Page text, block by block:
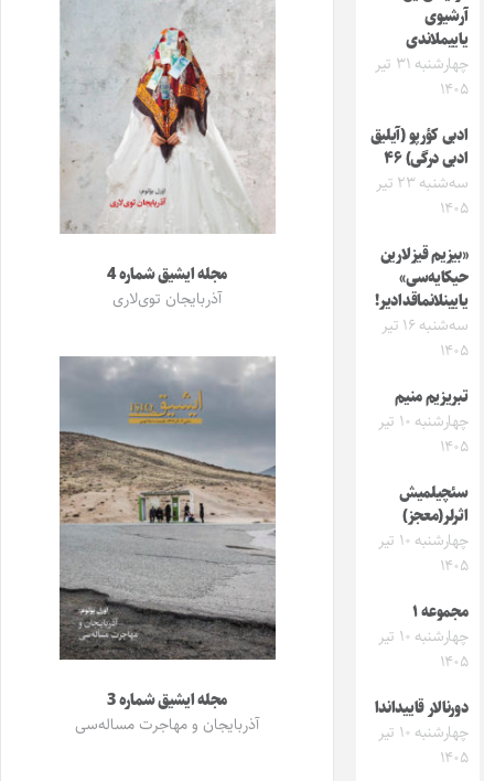
آرشیوی
یاییملاندی
چهارشنبه ۳۱ تیر
۱۴۰۵
ادبی کؤرپو (آیلیق
ادبی درگی) ۴۶
سه‌شنبه ۲۳ تیر
۱۴۰۵
«بیزیم قیزلارین
حیکایه‌سی»
یایینلانماقدادیر!
سه‌شنبه ۱۶ تیر
۱۴۰۵
تبریزیم منیم
چهارشنبه ۱۰ تیر
۱۴۰۵
سئچیلمیش
اثرلر(معجز)
چهارشنبه ۱۰ تیر
۱۴۰۵
مجموعه ۱
چهارشنبه ۱۰ تیر
۱۴۰۵
دورنالار قاییداندا
چهارشنبه ۱۰ تیر
۱۴۰۵
مجله ایشیق شماره 4
آذربایجان توی‌لاری
مجله ایشیق شماره 3
آذربایجان و مهاجرت مساله‌سی